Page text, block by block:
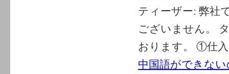
ティーザー: 弊社
ございません。
おります。 ①仕
中国語ができな